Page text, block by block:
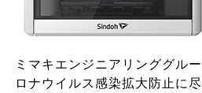
ミマキエンジニアリンググル
ロナウイルス感染拡大防止に